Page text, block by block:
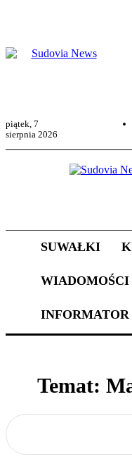
piątek, 7
sierpnia 2026
SUWAŁKI
WIADOMOŚCI
INFORMATOR
Temat: